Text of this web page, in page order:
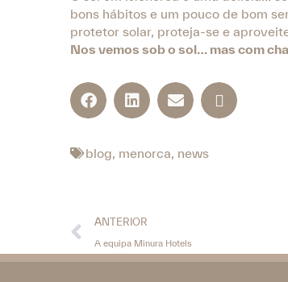
bons hábitos e um pouco de bom
protetor solar, proteja-se e
Nos vemos sob o sol… mas com
blog, menorca, news
ANTERIOR
A equipa Minura Hotels